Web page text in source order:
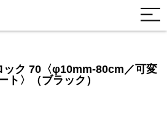
ック 70〈φ10mm-80cm／可変
ト〉（ブラック）